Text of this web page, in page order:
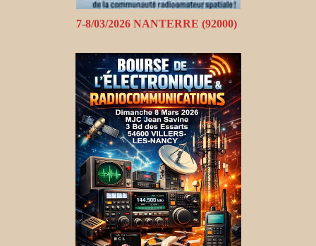
7-8/03/2026 NANTERRE (92000)